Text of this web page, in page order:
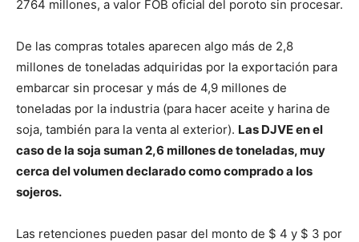
2764 millones, a valor FOB oficial del poroto sin procesar.
De las compras totales aparecen algo más de 2,8
millones de toneladas adquiridas por la exportación para
embarcar sin procesar y más de 4,9 millones de
toneladas por la industria (para hacer aceite y harina de
soja, también para la venta al exterior). Las DJVE en el
caso de la soja suman 2,6 millones de toneladas, muy
cerca del volumen declarado como comprado a los
sojeros.
Las retenciones pueden pasar del monto de $ 4 y $ 3 por